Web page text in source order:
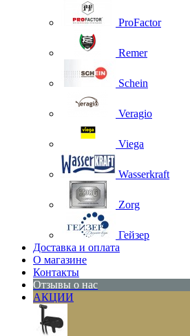
ProFactor
Remer
Schein
Veragio
Viega
Wasserkraft
Zorg
Гейзер
Доставка и оплата
О магазине
Контакты
Отзывы о нас
АКЦИИ